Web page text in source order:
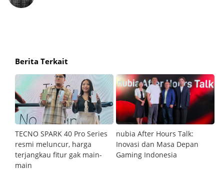
Berita Terkait
TECNO SPARK 40 Pro Series
resmi meluncur, harga
terjangkau fitur gak main-
main
nubia After Hours Talk:
Inovasi dan Masa Depan
Gaming Indonesia